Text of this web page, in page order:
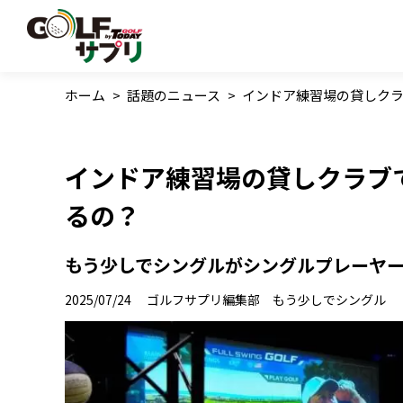
ホーム > 話題のニュース > インドア練習場の貸しク
インドア練習場の貸しクラ
るの？
もう少しでシングルがシングルプレーヤ
2025/07/24 ゴルフサプリ編集部 もう少しでシングル